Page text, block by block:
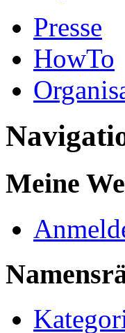
Presse
HowTo
Meine